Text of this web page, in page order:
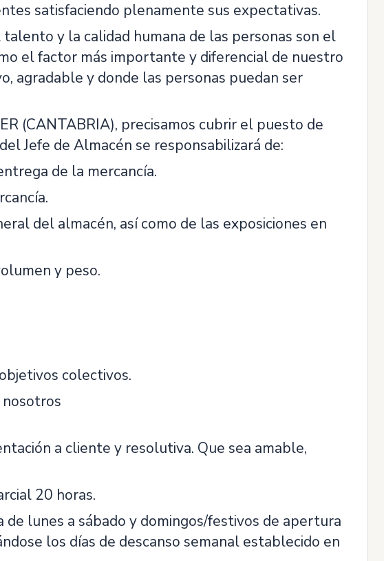
satisfaciendo plenamente sus expectativas.
y la calidad humana de las personas son el
el factor más importante y diferencial de nuestro
agradable y donde las personas puedan ser
(CANTABRIA), precisamos cubrir el puesto de
Jefe de Almacén se responsabilizará de:
de la mercancía.
del almacén, así como de las exposiciones en
y peso.
colectivos.
nosotros
a cliente y resolutiva. Que sea amable,
20 horas.
lunes a sábado y domingos/festivos de apertura
los días de descanso semanal establecido en